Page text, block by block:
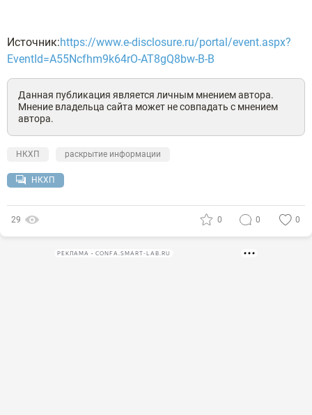
Источник:https://www.e-disclosure.ru/portal/event.aspx?
EventId=A55Ncfhm9k64rO-AT8gQ8bw-B-B
Данная публикация является личным мнением автора.
Мнение владельца сайта может не совпадать с мнением
автора.
НКХП раскрытие информации
НКХП
29 0 0 0
РЕКЛАМА • CONFA.SMART-LAB.RU